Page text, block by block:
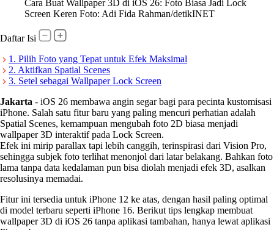
Cara Buat Wallpaper 3D di iOS 26: Foto Biasa Jadi Lock
Screen Keren Foto: Adi Fida Rahman/detikINET
Daftar Isi
1. Pilih Foto yang Tepat untuk Efek Maksimal
2. Aktifkan Spatial Scenes
3. Setel sebagai Wallpaper Lock Screen
Jakarta - iOS 26 membawa angin segar bagi para pecinta kustomisasi
iPhone. Salah satu fitur baru yang paling mencuri perhatian adalah
Spatial Scenes, kemampuan mengubah foto 2D biasa menjadi
wallpaper 3D interaktif pada Lock Screen.
Efek ini mirip parallax tapi lebih canggih, terinspirasi dari Vision Pro,
sehingga subjek foto terlihat menonjol dari latar belakang. Bahkan foto
lama tanpa data kedalaman pun bisa diolah menjadi efek 3D, asalkan
resolusinya memadai.
Fitur ini tersedia untuk iPhone 12 ke atas, dengan hasil paling optimal
di model terbaru seperti iPhone 16. Berikut tips lengkap membuat
wallpaper 3D di iOS 26 tanpa aplikasi tambahan, hanya lewat aplikasi